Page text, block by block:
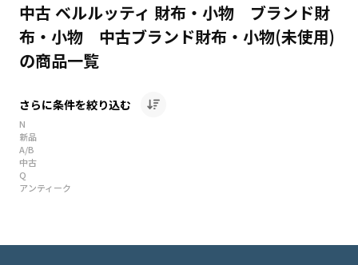
中古 ベルルッティ 財布・小物 ブランド財
布・小物 中古ブランド財布・小物(未使用)
の商品一覧
さらに条件を絞り込む
N
新品
A/B
中古
Q
アンティーク